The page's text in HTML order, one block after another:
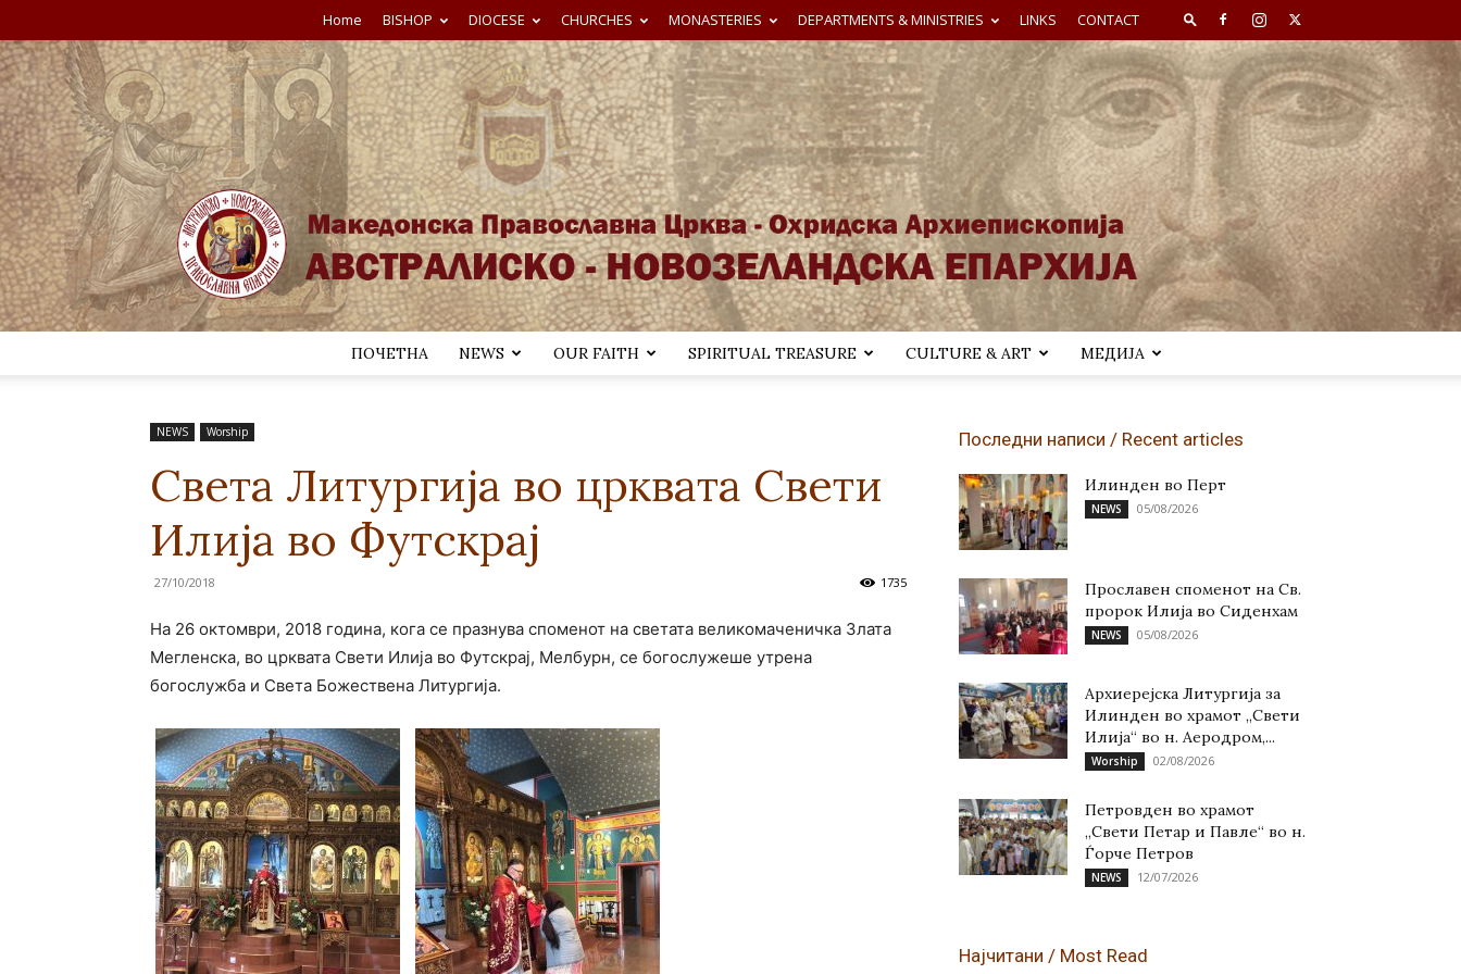
Home BISHOP DIOCESE CHURCHES MONASTERIES DEPARTMENTS & MINISTRIES LINKS CONTACT
ПОЧЕТНА NEWS OUR FAITH SPIRITUAL TREASURE CULTURE & ART МЕДИЈА
NEWS Worship
Света Литургија во црквата Свети
Илија во Футскрај
27/10/2018 1735
На 26 октомври, 2018 година, кога се празнува споменот на светата великомаченичка Злата
Мегленска, во црквата Свети Илија во Футскрај, Мелбурн, се богослужеше утрена
богослужба и Света Божествена Литургија.
Последни написи / Recent articles
Илинден во Перт
NEWS 05/08/2026
Прославен споменот на Св.
пророк Илија во Сиденхам
NEWS 05/08/2026
Архиерејска Литургија за
Илинден во храмот „Свети
Илија“ во н. Аеродром,...
Worship 02/08/2026
Петровден во храмот
„Свети Петар и Павле“ во н.
Ѓорче Петров
NEWS 12/07/2026
Најчитани / Most Read